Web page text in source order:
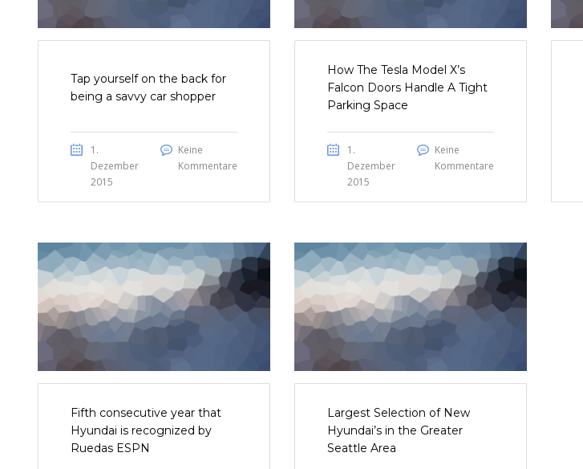
Tap yourself on the back for
being a savvy car shopper
1.
Dezember
2015
Keine
Kommentare
How The Tesla Model X’s
Falcon Doors Handle A Tight
Parking Space
1.
Dezember
2015
Keine
Kommentare
Fifth consecutive year that
Hyundai is recognized by
Ruedas ESPN
Largest Selection of New
Hyundai’s in the Greater
Seattle Area